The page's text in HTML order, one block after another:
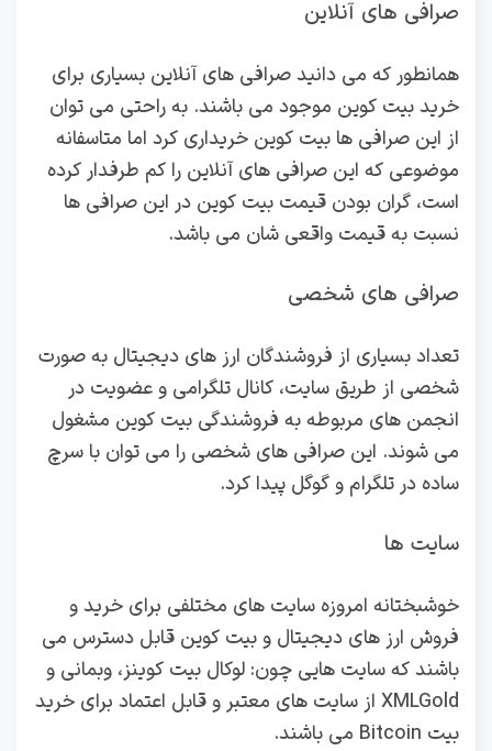
صرافی های آنلاین
همانطور که می دانید صرافی های آنلاین بسیاری برای
خرید بیت کوین موجود می باشند. به راحتی می‌ توان
از این صرافی ها بیت کوین خریداری کرد اما متاسفانه
موضوعی که این صرافی های آنلاین را کم طرفدار کرده
است، گران بودن قیمت‌ بیت‌ کوین در این صرافی‌ ها
نسبت به قیمت واقعی شان می باشد.
صرافی‌ های شخصی
تعداد بسیاری از فروشندگان ارز های دیجیتال به صورت
شخصی از طریق سایت، کانال تلگرامی و عضویت در
انجمن های مربوطه به فروشندگی بیت کوین مشغول
می شوند. این صرافی های شخصی را می توان با سرچ
ساده در تلگرام و گوگل پیدا کرد.
سایت ها
خوشبختانه امروزه سایت های مختلفی برای خرید و
فروش ارز های دیجیتال و بیت کوین قابل دسترس می
باشند که سایت هایی چون: لوکال بیت کوینز، وبمانی و
XMLGold از سایت های معتبر و قابل اعتماد برای خرید
بیت Bitcoin می باشند.